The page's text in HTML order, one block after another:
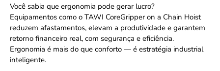
Você sabia que ergonomia pode gerar lucro?
Equipamentos como o TAWI CoreGripper on a Chain Hoist
reduzem afastamentos, elevam a produtividade e garantem
retorno financeiro real, com segurança e eficiência.
Ergonomia é mais do que conforto — é estratégia industrial
inteligente.